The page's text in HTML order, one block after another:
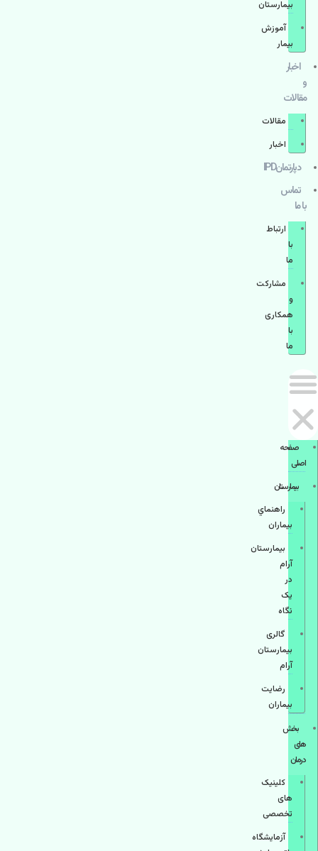
بيمارستان
آموزش
بیمار
اخبار
و
مقالات
مقالات
اخبار
دپارتمانIPD
تماس
با ما
ارتباط
با
ما
مشاركت
و
همكاری
با
ما
صفحه
اصلی
بيمارستان
راهنماي
بیماران
بیمارستان
آرام
در
یک
نگاه
گالری
بیمارستان
آرام
رضایت
بیماران
بخش
های
درمان
کلینیک
های
تخصصی
آزمایشگاه